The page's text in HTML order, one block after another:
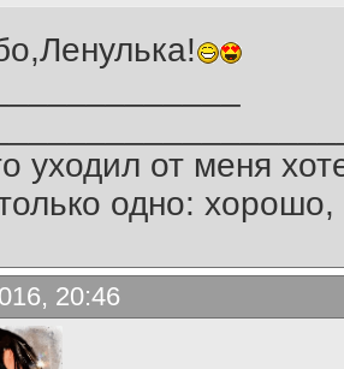
уходил от меня
одно:
20:46